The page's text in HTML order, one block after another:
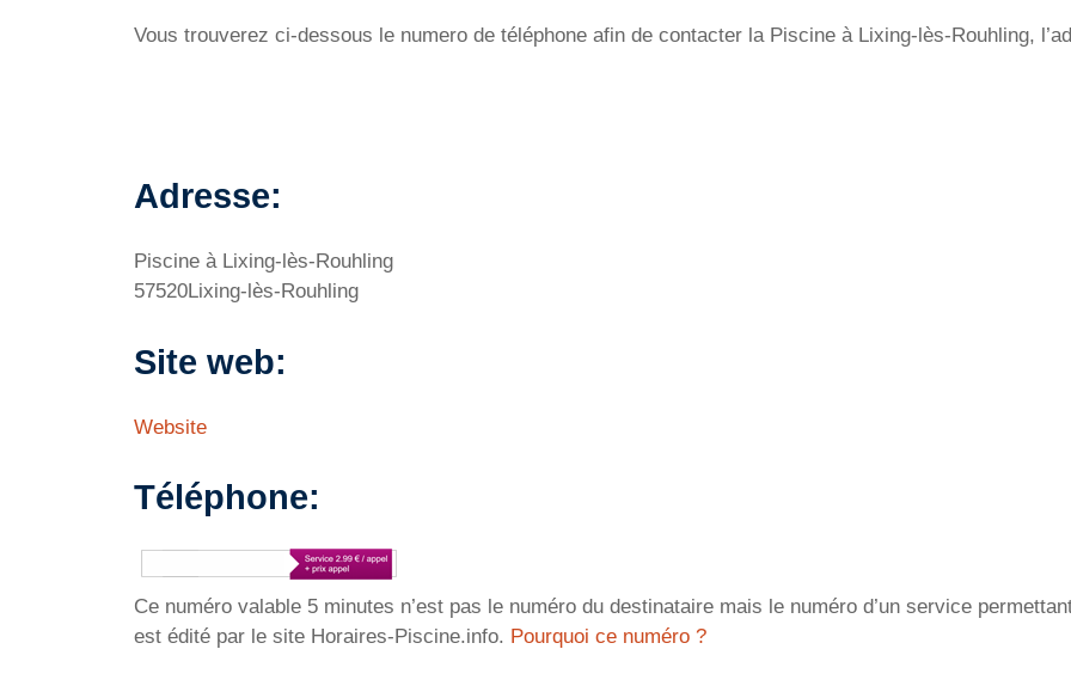
Vous trouverez ci-dessous le numero de téléphone afin de contacter la Piscine à Lixing-lès-Rouhling,
Adresse:
Piscine à Lixing-lès-Rouhling
57520Lixing-lès-Rouhling
Site web:
Website
Téléphone:
Ce numéro valable 5 minutes n’est pas le numéro du destinataire mais le numéro d’un service
est édité par le site Horaires-Piscine.info. Pourquoi ce numéro ?